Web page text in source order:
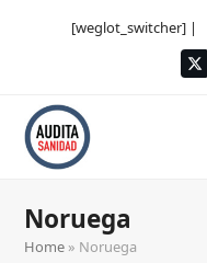
[weglot_switcher] |
Noruega
Home » Noruega